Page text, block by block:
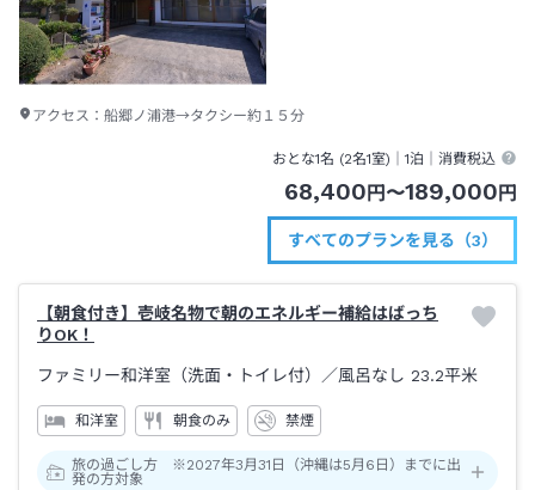
アクセス： 船郷ノ浦港→タクシー約１５分
おとな1名 (2名1室)｜1泊 ｜消費税込
68,400円〜189,000円
すべてのプランを見る（3）
【朝食付き】壱岐名物で朝のエネルギー補給はばっち
りOK！
ファミリー和洋室（洗面・トイレ付） ／風呂なし 23.2平米
和洋室 朝食のみ 禁煙
旅の過ごし方 ※2027年3月31日（沖縄は5月6日）までに出
発の方対象